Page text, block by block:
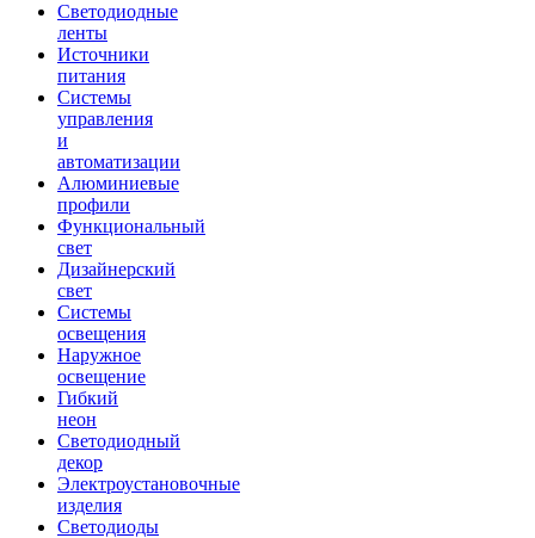
Светодиодные
ленты
Источники
питания
Системы
управления
и
автоматизации
Алюминиевые
профили
Функциональный
свет
Дизайнерский
свет
Системы
освещения
Наружное
освещение
Гибкий
неон
Светодиодный
декор
Электроустановочные
изделия
Светодиоды